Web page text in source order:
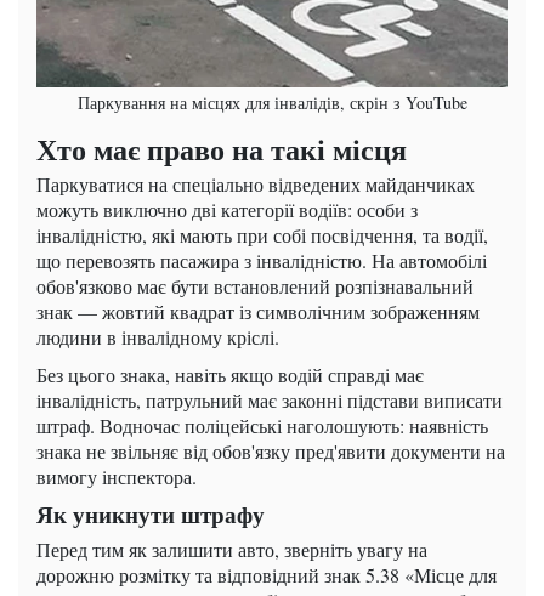
Паркування на місцях для інвалідів, скрін з YouTube
Хто має право на такі місця
Паркуватися на спеціально відведених майданчиках
можуть виключно дві категорії водіїв: особи з
інвалідністю, які мають при собі посвідчення, та водії,
що перевозять пасажира з інвалідністю. На автомобілі
обов'язково має бути встановлений розпізнавальний
знак — жовтий квадрат із символічним зображенням
людини в інвалідному кріслі.
Без цього знака, навіть якщо водій справді має
інвалідність, патрульний має законні підстави виписати
штраф. Водночас поліцейські наголошують: наявність
знака не звільняє від обов'язку пред'явити документи на
вимогу інспектора.
Як уникнути штрафу
Перед тим як залишити авто, зверніть увагу на
дорожню розмітку та відповідний знак 5.38 «Місце для